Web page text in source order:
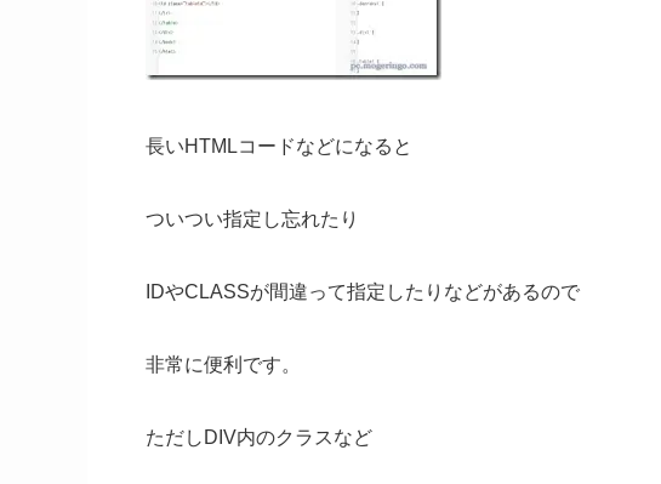
長いHTMLコードなどになると
ついつい指定し忘れたり
IDやCLASSが間違って指定したりなどがあるので
非常に便利です。
ただしDIV内のクラスなど